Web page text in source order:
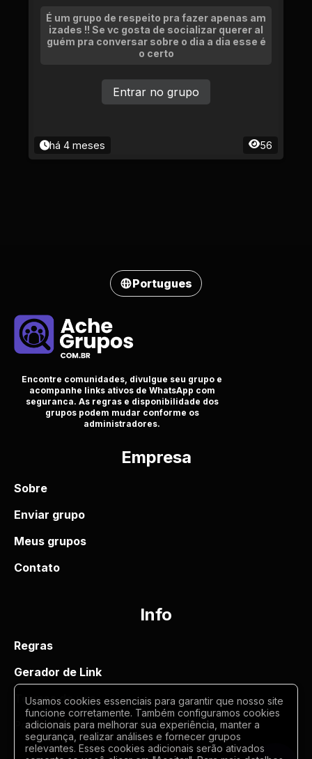
É um grupo de respeito pra fazer apenas am
izades !! Se vc gosta de socializar querer al
guém pra conversar sobre o dia a dia esse é
o certo
há 4 meses 56
Entrar no grupo
Portugues
Encontre comunidades, divulgue seu grupo e
acompanhe links ativos de WhatsApp com
seguranca. As regras e disponibilidade dos
grupos podem mudar conforme os
administradores.
Empresa
Sobre
Enviar grupo
Meus grupos
Contato
Info
Regras
Gerador de Link
Termos de uso
Politica de privacidade
Usamos cookies essenciais para garantir que nosso site
funcione corretamente. Também configuramos cookies
adicionais para melhorar sua experiência, manter a
segurança, realizar análises e fornecer grupos
relevantes. Esses cookies adicionais serão ativados